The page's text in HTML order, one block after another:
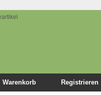
Warenkorb Registrieren